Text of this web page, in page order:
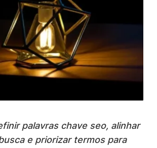
palavras chave seo, alinhar
e priorizar termos para